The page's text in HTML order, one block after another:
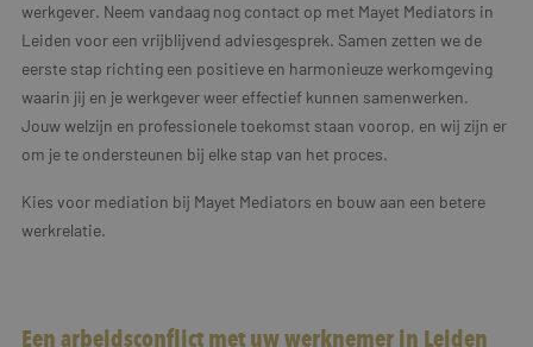
werkgever. Neem vandaag nog contact op met Mayet Mediators in
Leiden voor een vrijblijvend adviesgesprek. Samen zetten we de
eerste stap richting een positieve en harmonieuze werkomgeving
waarin jij en je werkgever weer effectief kunnen samenwerken.
Jouw welzijn en professionele toekomst staan voorop, en wij zijn er
om je te ondersteunen bij elke stap van het proces.
Kies voor mediation bij Mayet Mediators en bouw aan een betere
werkrelatie.
Een arbeidsconflict met uw werknemer in Leiden